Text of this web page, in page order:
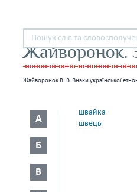
Жайворонок.
Жайворонок В. В. Знаки української
А
Б
В
швайка
швець